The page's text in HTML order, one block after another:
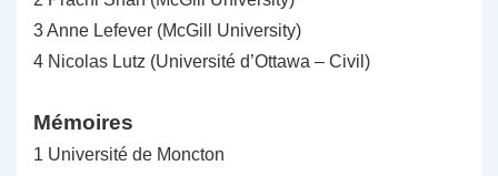
3 Anne Lefever (McGill University)
4 Nicolas Lutz (Université d’Ottawa – Civil)
Mémoires
1 Université de Moncton